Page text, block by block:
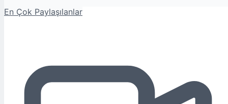
En Çok Paylaşılanlar